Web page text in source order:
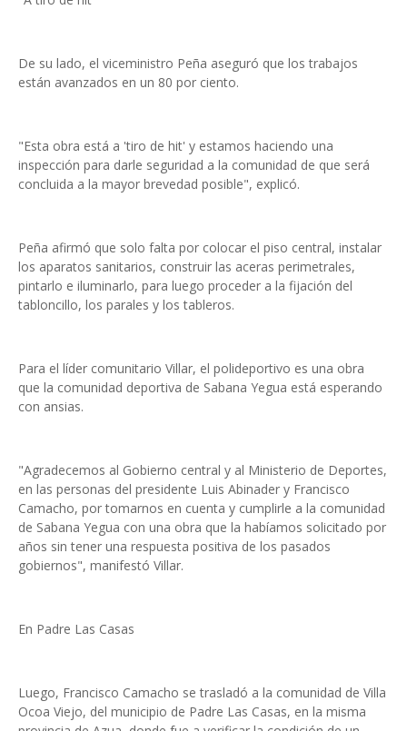
De su lado, el viceministro Peña aseguró que los trabajos
están avanzados en un 80 por ciento.
"Esta obra está a 'tiro de hit' y estamos haciendo una
inspección para darle seguridad a la comunidad de que será
concluida a la mayor brevedad posible", explicó.
Peña afirmó que solo falta por colocar el piso central, instalar
los aparatos sanitarios, construir las aceras perimetrales,
pintarlo e iluminarlo, para luego proceder a la fijación del
tabloncillo, los parales y los tableros.
Para el líder comunitario Villar, el polideportivo es una obra
que la comunidad deportiva de Sabana Yegua está esperando
con ansias.
"Agradecemos al Gobierno central y al Ministerio de Deportes,
en las personas del presidente Luis Abinader y Francisco
Camacho, por tomarnos en cuenta y cumplirle a la comunidad
de Sabana Yegua con una obra que la habíamos solicitado por
años sin tener una respuesta positiva de los pasados
gobiernos", manifestó Villar.
En Padre Las Casas
Luego, Francisco Camacho se trasladó a la comunidad de Villa
Ocoa Viejo, del municipio de Padre Las Casas, en la misma